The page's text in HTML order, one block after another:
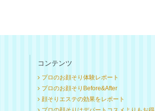
コンテンツ
プロのお顔そり体験レポート
プロのお顔そりBefore&After
顔そりエステの効果をレポート